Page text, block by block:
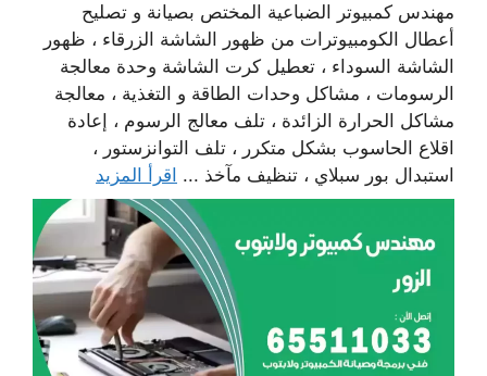
مهندس كمبيوتر الضباعية المختص بصيانة و تصليح
أعطال الكومبيوترات من ظهور الشاشة الزرقاء ، ظهور
الشاشة السوداء ، تعطيل كرت الشاشة وحدة معالجة
الرسومات ، مشاكل وحدات الطاقة و التغذية ، معالجة
مشاكل الحرارة الزائدة ، تلف معالج الرسوم ، إعادة
اقلاع الحاسوب بشكل متكرر ، تلف التوانزستور ،
استبدال بور سبلاي ، تنظيف مآخذ ... اقرأ المزيد